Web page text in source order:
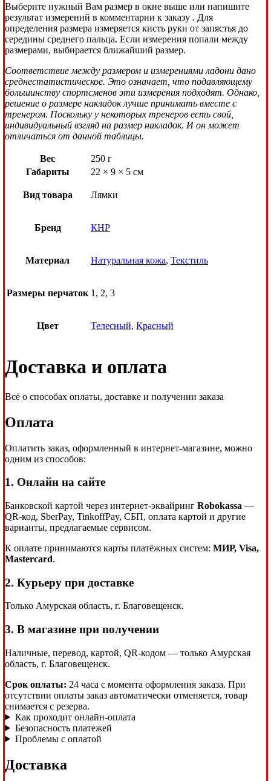
Выберите нужный Вам размер в окне выше или напишите
результат измерений в комментарии к заказу . Для
определения размера измеряется кисть руки от запястья до
середины среднего пальца. Если измерения попали между
размерами, выбирается ближайший размер.
Соответствие между размером и измерениями ладони дано
среднестатистическое. Это означает, что подавляющему
большинству спортсменов эти измерения подходят. Однако,
решение о размере накладок лучше принимать вместе с
тренером. Поскольку у некоторых тренеров есть свой,
индивидуальный взгляд на размер накладок. И он может
отличаться от данной таблицы.
Вес
250 г
Габариты
22 × 9 × 5 см
Вид товара Лямки
Бренд КНР
Материал Натуральная кожа, Текстиль
Размеры перчаток 1, 2, 3
Цвет Телесный, Красный
Доставка и оплата
Всё о способах оплаты, доставке и получении заказа
Оплата
Оплатить заказ, оформленный в интернет-магазине, можно
одним из способов:
1. Онлайн на сайте
Банковской картой через интернет-эквайринг Robokassa —
QR-код, SberPay, TinkoffPay, СБП, оплата картой и другие
варианты, предлагаемые сервисом.
К оплате принимаются карты платёжных систем: МИР, Visa,
Mastercard.
2. Курьеру при доставке
Только Амурская область, г. Благовещенск.
3. В магазине при получении
Наличные, перевод, картой, QR-кодом — только Амурская
область, г. Благовещенск.
Срок оплаты: 24 часа с момента оформления заказа. При
отсутствии оплаты заказ автоматически отменяется, товар
снимается с резерва.
Как проходит онлайн-оплата
Безопасность платежей
Проблемы с оплатой
Доставка